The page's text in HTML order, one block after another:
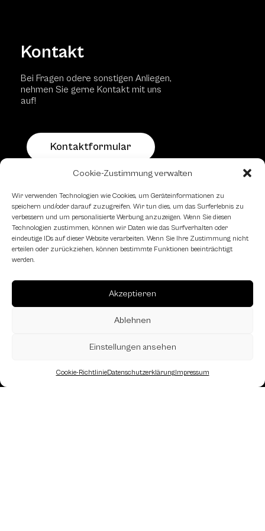
Cookie-Zustimmung verwalten
Wir verwenden Technologien wie Cookies, um Geräteinformationen zu
speichern und/oder darauf zuzugreifen. Wir tun dies, um das Surferlebnis zu
verbessern und um personalisierte Werbung anzuzeigen. Wenn Sie diesen
Technologien zustimmen, können wir Daten wie das Surfverhalten oder
eindeutige IDs auf dieser Website verarbeiten. Wenn Sie Ihre Zustimmung nicht
erteilen oder zurückziehen, können bestimmte Funktionen beeinträchtigt
werden.
Akzeptieren
Ablehnen
Einstellungen ansehen
Cookie-RichtlinieDatenschutzerklärungImpressum
Kontakt
Bei Fragen odere sonstigen Anliegen,
nehmen Sie gerne Kontakt mit uns
auf!
Kontaktformular